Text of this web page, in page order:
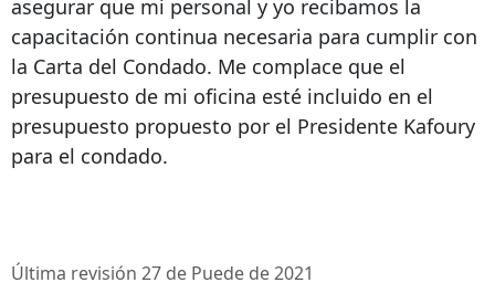
asegurar que mi personal y yo recibamos la
capacitación continua necesaria para cumplir con
la Carta del Condado. Me complace que el
presupuesto de mi oficina esté incluido en el
presupuesto propuesto por el Presidente Kafoury
para el condado.
Última revisión 27 de Puede de 2021